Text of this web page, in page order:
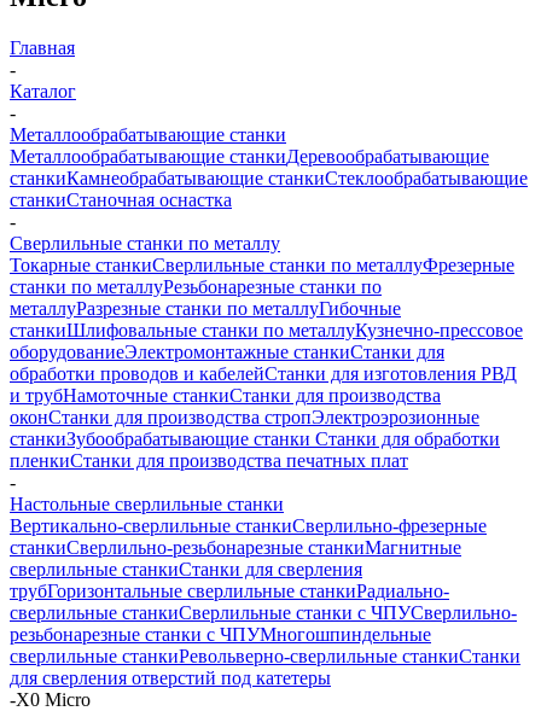
Главная
-
Каталог
-
Металлообрабатывающие станки
Металлообрабатывающие станкиДеревообрабатывающие
станкиКамнеобрабатывающие станкиСтеклообрабатывающие
станкиСтаночная оснастка
-
Сверлильные станки по металлу
Токарные станкиСверлильные станки по металлуФрезерные
станки по металлуРезьбонарезные станки по
металлуРазрезные станки по металлуГибочные
станкиШлифовальные станки по металлуКузнечно-прессовое
оборудованиеЭлектромонтажные станкиСтанки для
обработки проводов и кабелейСтанки для изготовления РВД
и трубНамоточные станкиСтанки для производства
оконСтанки для производства стропЭлектроэрозионные
станкиЗубообрабатывающие станки Станки для обработки
пленкиСтанки для производства печатных плат
-
Настольные сверлильные станки
Вертикально-сверлильные станкиСверлильно-фрезерные
станкиСверлильно-резьбонарезные станкиМагнитные
сверлильные станкиСтанки для сверления
трубГоризонтальные сверлильные станкиРадиально-
сверлильные станкиСверлильные станки с ЧПУСверлильно-
резьбонарезные станки с ЧПУМногошпиндельные
сверлильные станкиРевольверно-сверлильные станкиСтанки
для сверления отверстий под катетеры
-X0 Micro